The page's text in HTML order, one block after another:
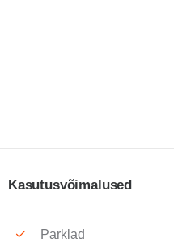
Kasutusvõimalused
Parklad